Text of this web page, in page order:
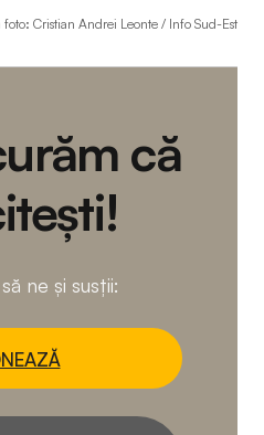
foto: Cristian Andrei Leonte / Info Sud-Est
că
ne și susții: